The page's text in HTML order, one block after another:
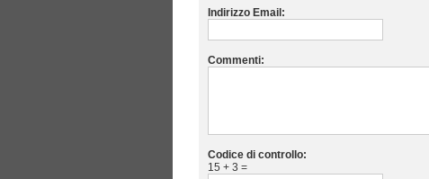
Indirizzo Email:
Commenti:
Codice di controllo:
15 + 3 =